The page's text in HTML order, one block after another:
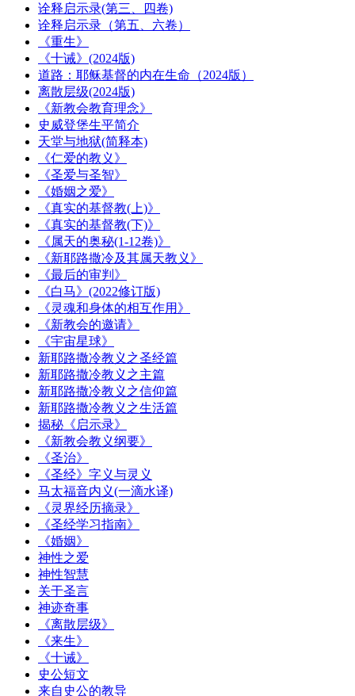
诠释启示录(第三、四卷)
诠释启示录（第五、六卷）
《重生》
《十诫》(2024版)
道路：耶稣基督的内在生命（2024版）
离散层级(2024版)
《新教会教育理念》
史威登堡生平简介
天堂与地狱(简释本)
《仁爱的教义》
《圣爱与圣智》
《婚姻之爱》
《真实的基督教(上)》
《真实的基督教(下)》
《属天的奥秘(1-12卷)》
《新耶路撒冷及其属天教义》
《最后的审判》
《白马》(2022修订版)
《灵魂和身体的相互作用》
《新教会的邀请》
《宇宙星球》
新耶路撒冷教义之圣经篇
新耶路撒冷教义之主篇
新耶路撒冷教义之信仰篇
新耶路撒冷教义之生活篇
揭秘《启示录》
《新教会教义纲要》
《圣治》
《圣经》字义与灵义
马太福音内义(一滴水译)
《灵界经历摘录》
《圣经学习指南》
《婚姻》
神性之爱
神性智慧
关于圣言
神迹奇事
《离散层级》
《来生》
《十诫》
史公短文
来自史公的教导